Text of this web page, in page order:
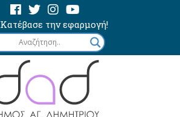
Κατέβασε την εφαρμογή!